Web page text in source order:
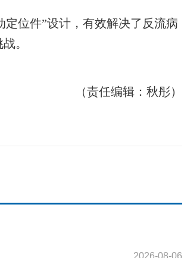
位件”设计，有效解决了反流病
。
（责任编辑：秋彤）
2026-08-06